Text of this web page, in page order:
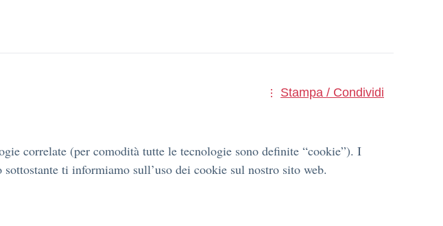
Stampa / Condividi
correlate (per comodità tutte le tecnologie sono definite “cookie”). I
ti informiamo sull’uso dei cookie sul nostro sito web.